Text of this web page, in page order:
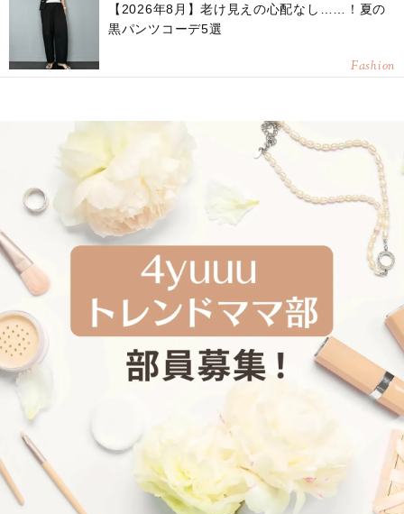
【2026年8月】老け見えの心配なし……！夏の
黒パンツコーデ5選
Fashion